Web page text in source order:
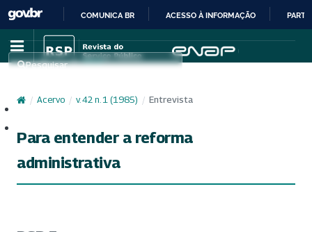
IR
PARA
CONTEÚDO
COMUNICA BR ACESSO À INFORMAÇÃO
Pesquisar
/ Acervo / v. 42 n. 1 (1985) / Entrevista
Para entender a reforma
administrativa